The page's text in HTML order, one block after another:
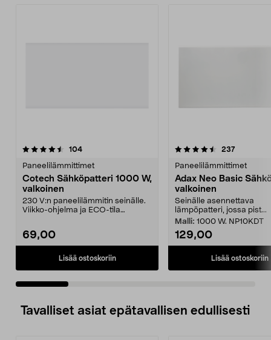
104arvostelut
Paneelilämmittimet
Cotech Sähköpatteri 1000 W,
valkoinen
230 V:n paneelilämmitin seinälle.
Viikko-ohjelma ja ECO-tila
69,00
Lisää ostoskoriin
4.5 viidestä
237arvostelut
Paneelilämmittimet
Adax Neo Basic
valkoinen
Seinälle asennettava
lämpöpatteri, jossa pist...
Malli: 1000 W. NP10KDT
129,00
Lisää ostoskoriin
4.5 viidestä
Tavalliset asiat epätavallisen edullisesti